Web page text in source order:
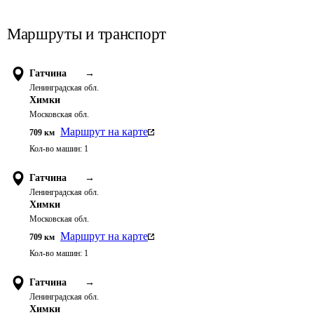
Маршруты и транспорт
Гатчина →
Ленинградская обл.
Химки
Московская обл.
709 км Маршрут на карте
Кол-во машин: 1
Гатчина →
Ленинградская обл.
Химки
Московская обл.
709 км Маршрут на карте
Кол-во машин: 1
Гатчина →
Ленинградская обл.
Химки